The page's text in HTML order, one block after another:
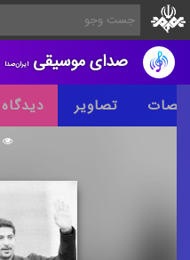
صدای موسیقیایران‌صدا
تصاویر دیدگاه